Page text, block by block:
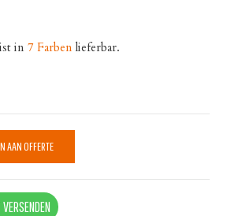
in 7 Farben lieferbar.
AAN OFFERTE